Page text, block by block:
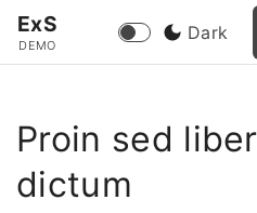
i
ExS
DEMO
Dark
Proin sed
dictum